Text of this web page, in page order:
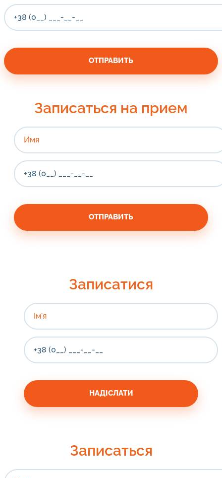
Записаться на прием
Записатися
Записаться